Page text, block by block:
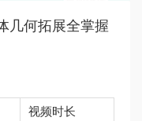
几何拓展全掌握
视频时长